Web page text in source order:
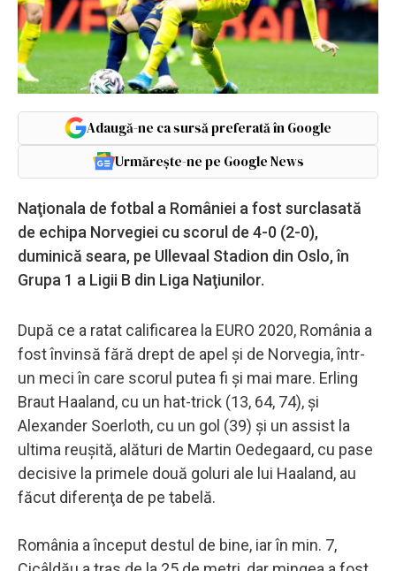
Adaugă-ne ca sursă preferată în Google
Urmărește-ne pe Google News
Naţionala de fotbal a României a fost surclasată
de echipa Norvegiei cu scorul de 4-0 (2-0),
duminică seara, pe Ullevaal Stadion din Oslo, în
Grupa 1 a Ligii B din Liga Naţiunilor.
După ce a ratat calificarea la EURO 2020, România a
fost învinsă fără drept de apel şi de Norvegia, într-
un meci în care scorul putea fi şi mai mare. Erling
Braut Haaland, cu un hat-trick (13, 64, 74), şi
Alexander Soerloth, cu un gol (39) şi un assist la
ultima reuşită, alături de Martin Oedegaard, cu pase
decisive la primele două goluri ale lui Haaland, au
făcut diferenţa de pe tabelă.
România a început destul de bine, iar în min. 7,